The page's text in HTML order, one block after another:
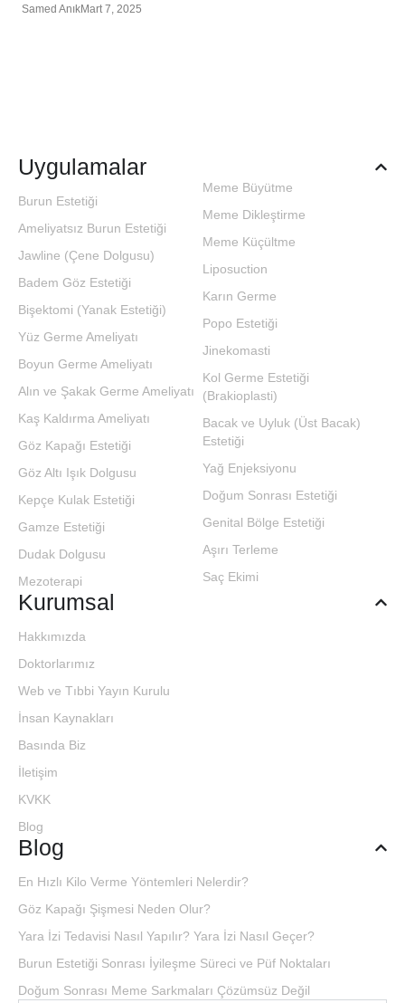
Samed AnıkMart 7, 2025
Uygulamalar
Burun Estetiği
Ameliyatsız Burun Estetiği
Jawline (Çene Dolgusu)
Badem Göz Estetiği
Bişektomi (Yanak Estetiği)
Yüz Germe Ameliyatı
Boyun Germe Ameliyatı
Alın ve Şakak Germe Ameliyatı
Kaş Kaldırma Ameliyatı
Göz Kapağı Estetiği
Göz Altı Işık Dolgusu
Kepçe Kulak Estetiği
Gamze Estetiği
Dudak Dolgusu
Mezoterapi
Meme Büyütme
Meme Dikleştirme
Meme Küçültme
Liposuction
Karın Germe
Popo Estetiği
Jinekomasti
Kol Germe Estetiği
(Brakioplasti)
Bacak ve Uyluk (Üst Bacak)
Estetiği
Yağ Enjeksiyonu
Doğum Sonrası Estetiği
Genital Bölge Estetiği
Aşırı Terleme
Saç Ekimi
Kurumsal
Hakkımızda
Doktorlarımız
Web ve Tıbbi Yayın Kurulu
İnsan Kaynakları
Basında Biz
İletişim
KVKK
Blog
Blog
En Hızlı Kilo Verme Yöntemleri Nelerdir?
Göz Kapağı Şişmesi Neden Olur?
Yara İzi Tedavisi Nasıl Yapılır? Yara İzi Nasıl Geçer?
Burun Estetiği Sonrası İyileşme Süreci ve Püf Noktaları
Doğum Sonrası Meme Sarkmaları Çözümsüz Değil